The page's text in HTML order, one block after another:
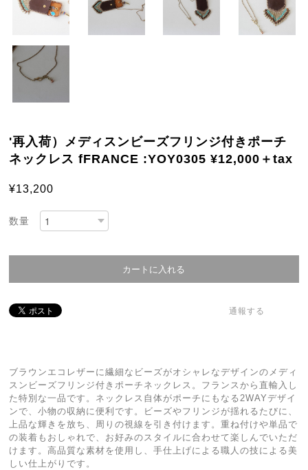
'再入荷）メディスンビーズフリンジ付きポーチ
ネックレス fFRANCE :YOY0305 ¥12,000＋tax
¥13,200
数量
通報する
ブラウンエコレザーに繊細なビーズがオシャレなデザインのメディ
スンビーズフリンジ付きポーチネックレス。フランスから直輸入し
た特別な一品です。ネックレス自体がポーチにもなる2WAYデザイ
ンで、小物の収納に便利です。ビーズやフリンジが揺れるたびに、
上品な輝きを放ち、周りの視線を引き付けます。重ね付けや単品で
の装着もおしゃれで、お好みのスタイルに合わせて楽しんでいただ
けます。高品質な素材を使用し、手仕上げによる職人の技による美
しい仕上がりです。